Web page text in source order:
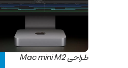
طراحی Mac mini M2